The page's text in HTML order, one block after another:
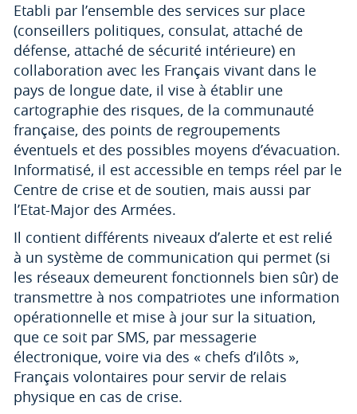
Etabli par l’ensemble des services sur place
(conseillers politiques, consulat, attaché de
défense, attaché de sécurité intérieure) en
collaboration avec les Français vivant dans le
pays de longue date, il vise à établir une
cartographie des risques, de la communauté
française, des points de regroupements
éventuels et des possibles moyens d’évacuation.
Informatisé, il est accessible en temps réel par le
Centre de crise et de soutien, mais aussi par
l’Etat-Major des Armées.
Il contient différents niveaux d’alerte et est relié
à un système de communication qui permet (si
les réseaux demeurent fonctionnels bien sûr) de
transmettre à nos compatriotes une information
opérationnelle et mise à jour sur la situation,
que ce soit par SMS, par messagerie
électronique, voire via des « chefs d’ilôts »,
Français volontaires pour servir de relais
physique en cas de crise.